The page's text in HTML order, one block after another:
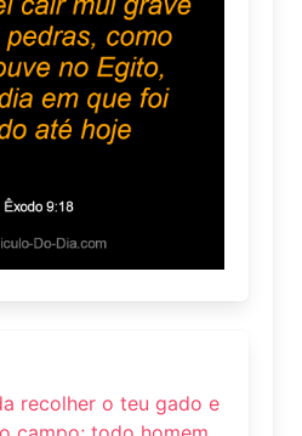
recolher o teu gado e